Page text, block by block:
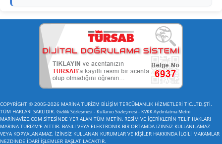
COPYRİGHT © 2005-2026 MARİNA TURİZM BİLİŞİM TERCÜMANLIK HİZMETLERİ TİC.LTD.ŞTİ.
TÜM HAKLARI SAKLIDIR. Gizlilik Sözleşmesi - Kullanıcı Sözleşmesi - KVKK Aydınlatma Metni
MARİNAVİZE.COM SİTESİNDE YER ALAN TÜM METİN, RESİM VE İÇERİKLERİN TELİF HAKLARI
MARİNA TURİZM'E AİTTİR. BASILI VEYA ELEKTRONİK BİR ORTAMDA İZİNSİZ KULLANILAMAZ
VEYA KOPYALANAMAZ. İZİNSİZ KULLANAN KURUMLAR VE KİŞİLER HAKKINDA İLGİLİ MAKAMLAR
NEZDİNDE İDARİ İŞLEMLER BAŞLATILACAKTIR.